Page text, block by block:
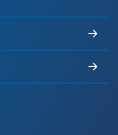
électriciens